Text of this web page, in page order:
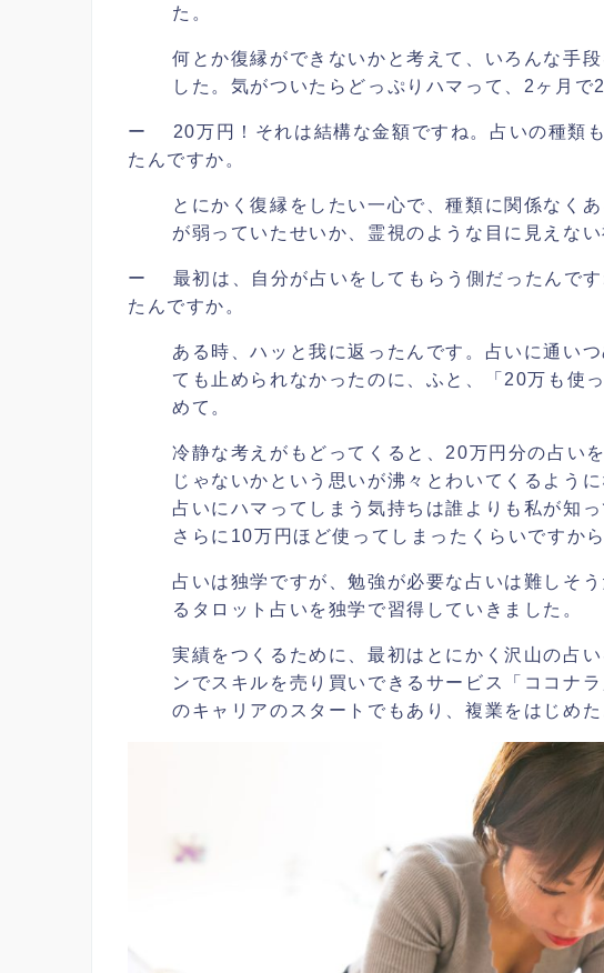
た。
何とか復縁ができないかと考えて、いろんな手
した。気がついたらどっぷりハマって、2ヶ月で
ー 20万円！それは結構な金額ですね。占いの種類
たんですか。
とにかく復縁をしたい一心で、種類に関係なく
が弱っていたせいか、霊視のような目に見えな
ー 最初は、自分が占いをしてもらう側だったんです
たんですか。
ある時、ハッと我に返ったんです。占いに通い
ても止められなかったのに、ふと、「20万も使
めて。
冷静な考えがもどってくると、20万円分の占い
じゃないかという思いが沸々とわいてくるよう
占いにハマってしまう気持ちは誰よりも私が知
さらに10万円ほど使ってしまったくらいですか
占いは独学ですが、勉強が必要な占いは難しそ
るタロット占いを独学で習得していきました。
実績をつくるために、最初はとにかく沢山の占
ンでスキルを売り買いできるサービス「ココナ
のキャリアのスタートでもあり、複業をはじめ